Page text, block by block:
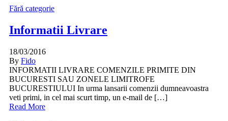
Fără categorie
Informatii Livrare
18/03/2016
By Fido
INFORMATII LIVRARE COMENZILE PRIMITE DIN
BUCURESTI SAU ZONELE LIMITROFE
BUCURESTIULUI In urma lansarii comenzii dumneavoastra
veti primi, in cel mai scurt timp, un e-mail de […]
Read More